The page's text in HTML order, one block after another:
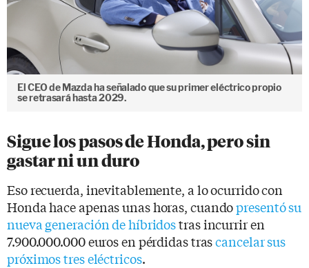
El CEO de Mazda ha señalado que su primer eléctrico propio
se retrasará hasta 2029.
Sigue los pasos de Honda, pero sin
gastar ni un duro
Eso recuerda, inevitablemente, a lo ocurrido con
Honda hace apenas unas horas, cuandopresentó su
nueva generación de híbridostras incurrir en
7.900.000.000 euros en pérdidas trascancelar sus
próximos tres eléctricos.